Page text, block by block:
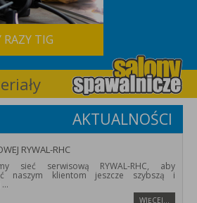
RAZY TIG
AKTUALNOŚCI
RYWAL-RHC
sieć serwisową RYWAL-RHC, aby
naszym klientom jeszcze szybszą i
...
WIĘCEJ…